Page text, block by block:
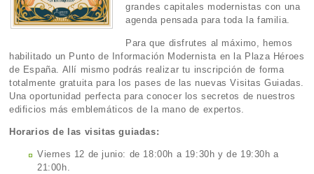
grandes capitales modernistas con una
agenda pensada para toda la familia.
Para que disfrutes al máximo, hemos
habilitado un Punto de Información Modernista en la Plaza Héroes
de España. Allí mismo podrás realizar tu inscripción de forma
totalmente gratuita para los pases de las nuevas Visitas Guiadas.
Una oportunidad perfecta para conocer los secretos de nuestros
edificios más emblemáticos de la mano de expertos.
Horarios de las visitas guiadas:
Viernes 12 de junio: de 18:00h a 19:30h y de 19:30h a
21:00h.